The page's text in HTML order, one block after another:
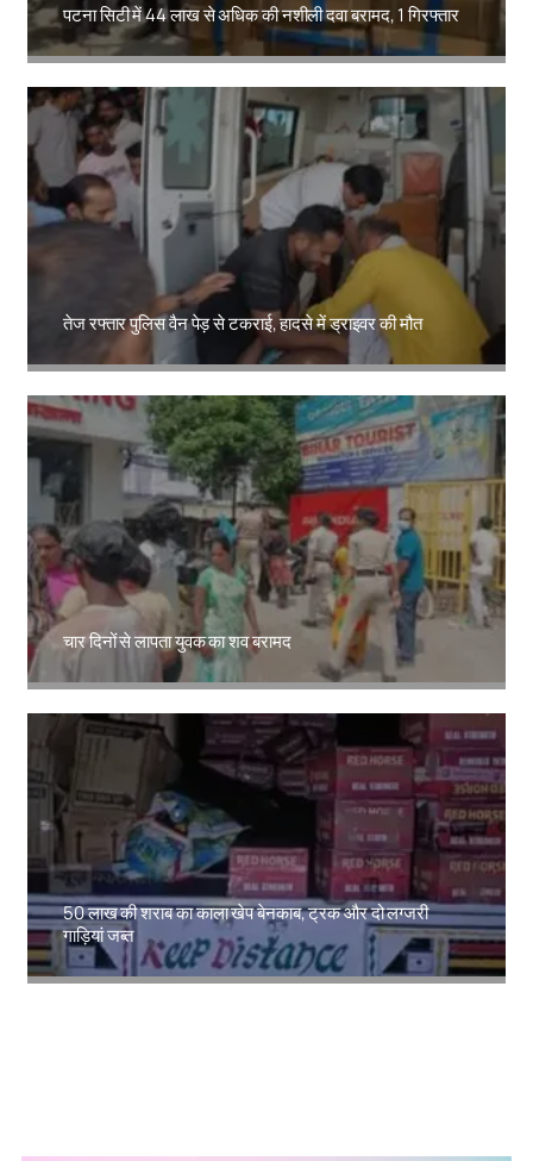
पटना सिटी में 44 लाख से अधिक की नशीली दवा बरामद, 1 गिरफ्तार
Amit Lekh
तेज रफ्तार पुलिस वैन पेड़ से टकराई, हादसे में ड्राइवर की मौत
चार दिनों से लापता युवक का शव बरामद
50 लाख की शराब का काला खेप बेनकाब, ट्रक और दो लग्जरी
गाड़ियां जब्त
Amit Lekh